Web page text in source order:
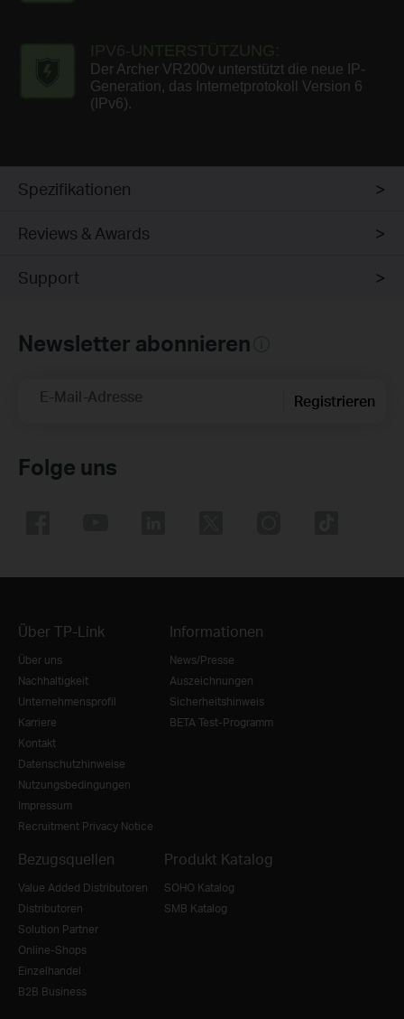
IPV6-UNTERSTÜTZUNG:
Der Archer VR200v unterstützt die neue IP-
Generation, das Internetprotokoll Version 6
(IPv6).
Spezifikationen
Reviews & Awards
Support
Newsletter abonnieren
E-Mail-Adresse Registrieren
Folge uns
Über TP-Link
Über uns
Nachhaltigkeit
Unternehmensprofil
Karriere
Kontakt
Datenschutzhinweise
Nutzungsbedingungen
Impressum
Recruitment Privacy Notice
Informationen
News/Presse
Auszeichnungen
Sicherheitshinweis
BETA Test-Programm
Bezugsquellen
Value Added Distributoren
Distributoren
Solution Partner
Online-Shops
Einzelhandel
B2B Business
Produkt Katalog
SOHO Katalog
SMB Katalog